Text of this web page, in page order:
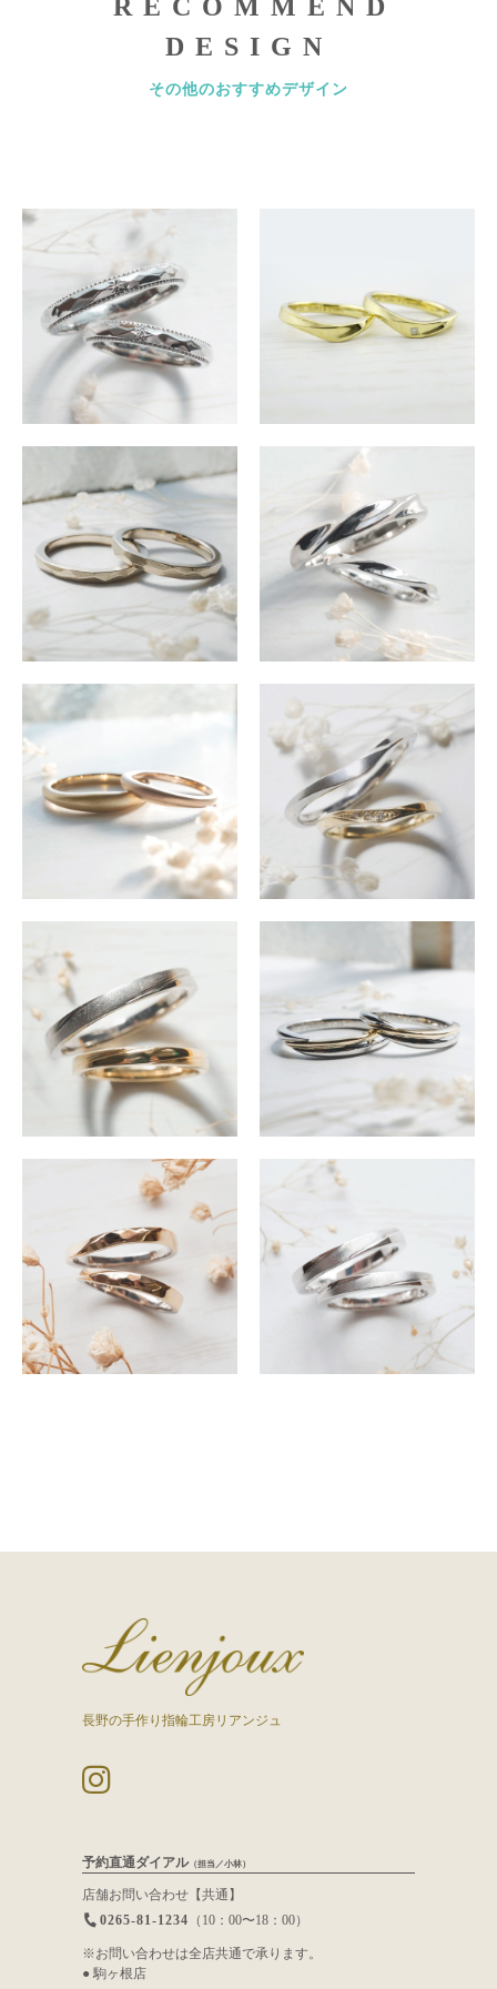
RECOMMEND
DESIGN
その他のおすすめデザイン
長野の手作り指輪工房リアンジュ
予約直通ダイアル（担当／小林）
店舗お問い合わせ【共通】
0265-81-1234 （10：00〜18：00）
※お問い合わせは全店共通で承ります。
● 駒ヶ根店